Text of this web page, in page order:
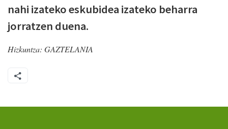
nahi izateko eskubidea izateko beharra
jorratzen duena.
Hizkuntza: GAZTELANIA